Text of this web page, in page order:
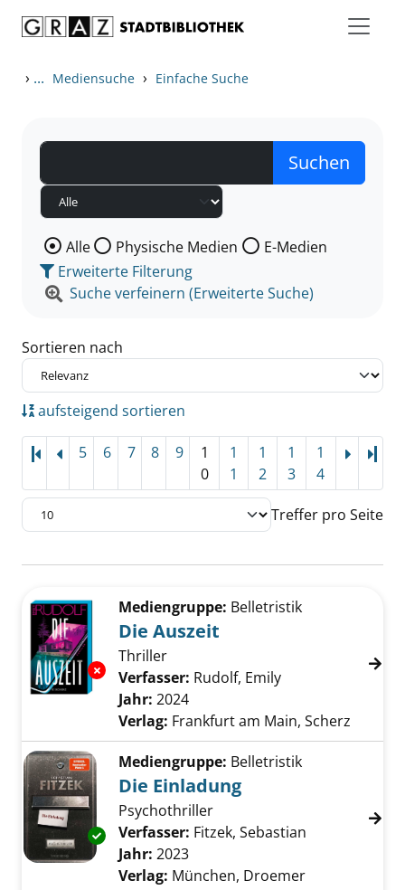
› ... Mediensuche › Einfache Suche
Wählen Sie die Medienart nach der Sie suchen wollen.
Alle Physische Medien
E-Medien
Erweiterte Filterung
Suche verfeinern (Erweiterte Suche)
Sortieren nach
aufsteigend sortieren
5 6 7 8 9
1
0
1
1
1
2
1
3
1
4
Treffer pro Seite
Zu den Suchfiltern springen
Exemplar-Details von Die Auszeit anzeigen
Mediengruppe: Belletristik
Die Auszeit
Thriller
Verfasser: Rudolf, Emily
Jahr: 2024
Verlag: Frankfurt am Main, Scherz
Exemplar-Details von Die Einladung anzeigen
Mediengruppe: Belletristik
Die Einladung
Psychothriller
Verfasser: Fitzek, Sebastian
Jahr: 2023
Verlag: München, Droemer